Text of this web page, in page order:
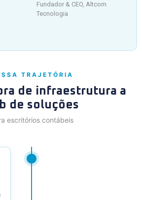
Fundador & CEO, Altcom
Tecnologia
TRAJETÓRIA
de infraestrutura a
de soluções
escritórios contábeis